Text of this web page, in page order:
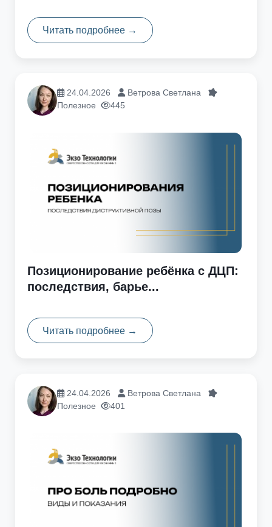
Читать подробнее →
24.04.2026
Ветрова Светлана
Полезное
445
Позиционирование ребёнка с ДЦП:
последствия, барье...
Читать подробнее →
24.04.2026
Ветрова Светлана
Полезное
401